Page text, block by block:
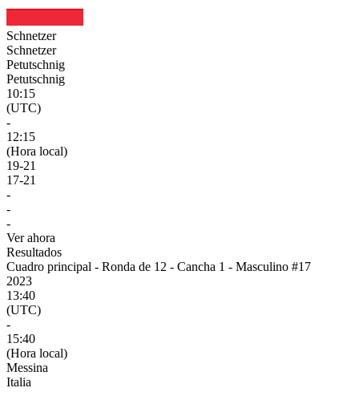
Schnetzer
Schnetzer
Petutschnig
Petutschnig
10:15
(UTC)
-
12:15
(Hora local)
19-21
17-21
-
-
-
Ver ahora
Resultados
Cuadro principal - Ronda de 12 - Cancha 1 - Masculino #17
2023
13:40
(UTC)
-
15:40
(Hora local)
Messina
Italia